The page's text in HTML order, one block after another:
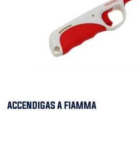
ACCENDIGAS A FIAMMA